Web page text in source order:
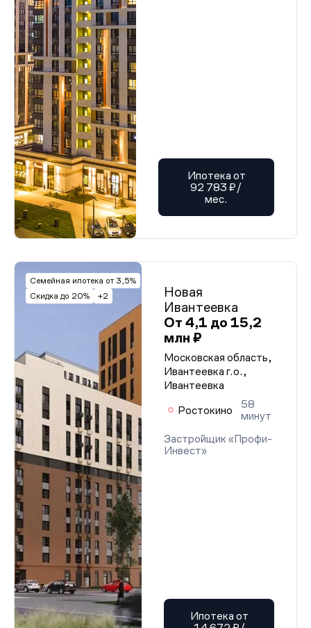
Ипотека от
92 783 ₽/
мес.
Семейная ипотека от 3,5%
Скидка до 20%
+2
Новая
Ивантеевка
От 4,1 до 15,2
млн ₽
Московская область,
Ивантеевка г.о.,
Ивантеевка
Ростокино
58
минут
Застройщик «Профи-
Инвест»
Ипотека от